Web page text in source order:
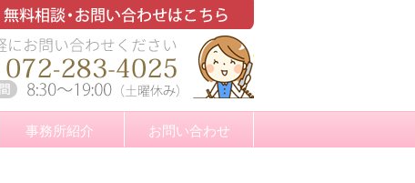
事務所紹介 お問い合わせ